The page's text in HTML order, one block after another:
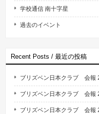
学校通信 南十字星
過去のイベント
Recent Posts / 最近の投稿
ブリズベン日本クラブ 会報
ブリズベン日本クラブ 会報
ブリズベン日本クラブ 会報